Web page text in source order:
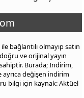
bağlantılı olmayıp satın
ve orijinal yayın
Burada; İndirim,
ayrıca değişen indirim
bilgi için kaynak: Aktüel